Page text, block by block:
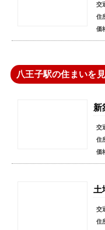
交
住
価
八王子駅の住まいを
新
交
住
価
土
交
住